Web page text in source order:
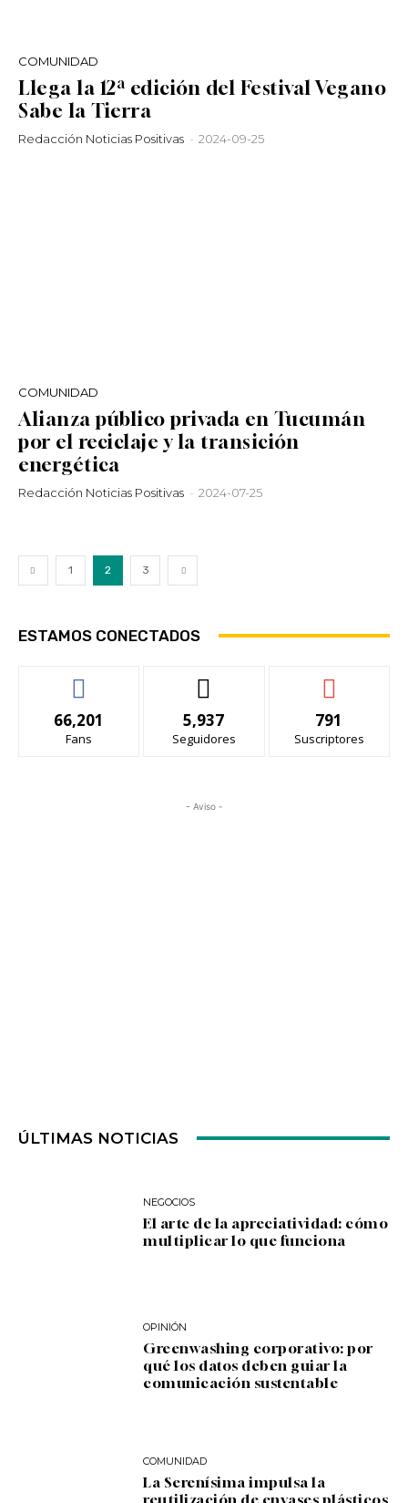
COMUNIDAD
Llega la 12ª edición del Festival Vegano
Sabe la Tierra
Redacción Noticias Positivas - 2024-09-25
COMUNIDAD
Alianza público privada en Tucumán
por el reciclaje y la transición
energética
Redacción Noticias Positivas - 2024-07-25
1 2 3
ESTAMOS CONECTADOS
66,201
Fans
5,937
Seguidores
791
Suscriptores
- Aviso -
ÚLTIMAS NOTICIAS
NEGOCIOS
El arte de la apreciatividad: cómo
multiplicar lo que funciona
OPINIÓN
Greenwashing corporativo: por
qué los datos deben guiar la
comunicación sustentable
COMUNIDAD
La Serenísima impulsa la
reutilización de envases plásticos